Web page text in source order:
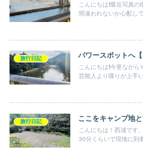
こんにちは❗️最近写真
間違われないか心配し
旅行日記 パワースポットへ【
こんにちは❗️今更なが
芸能人より喋りが上手
旅行日記 ここをキャンプ地と
こんにちは！西浦です
30分くらいで現地に到